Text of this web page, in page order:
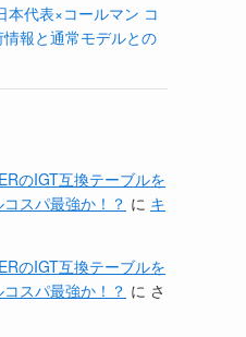
本代表×コールマン コ
報と通常モデルとの
のIGT互換テーブルを
スパ最強か！？ に キ
のIGT互換テーブルを
スパ最強か！？ に さ